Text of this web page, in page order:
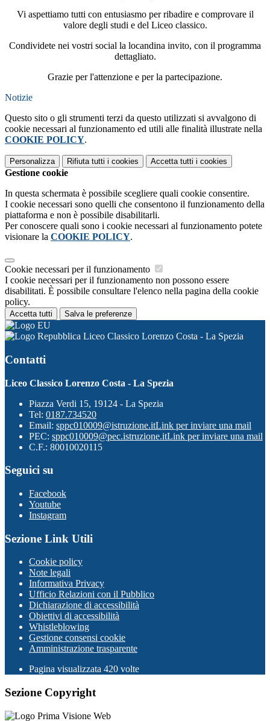
Vi aspettiamo tutti con entusiasmo per ribadire e comprovare il
valore degli studi e del Liceo classico.
Condividete nei vostri social la locandina invito, con il programma
dettagliato.
Grazie per l'attenzione e per la partecipazione.
Notizie
Questo sito o gli strumenti terzi da questo utilizzati si avvalgono di
cookie necessari al funzionamento ed utili alle finalità illustrate nella
COOKIE POLICY.
Personalizza Rifiuta tutti i cookies Accetta tutti i cookies
Gestione cookie
In questa schermata è possibile scegliere quali cookie consentire.
I cookie necessari sono quelli che consentono il funzionamento della
piattaforma e non è possibile disabilitarli.
Per conoscere quali sono i cookie necessari al funzionamento potete
visionare la COOKIE POLICY.
Cookie necessari per il funzionamento
I cookie necessari per il funzionamento non possono essere
disabilitati. È possibile consultare l'elenco nella pagina della cookie
policy.
Accetta tutti Salva le preferenze
Liceo Classico Lorenzo Costa - La Spezia
Contatti
Liceo Classico Lorenzo Costa - La Spezia
Piazza Verdi 15, 19124 - La Spezia
Tel: 0187.734520
Email: sppc010009@istruzione.itLink per inviare una mail
PEC: sppc010009@pec.istruzione.itLink per inviare una mail
C.F.: 80010020115
Seguici su
Facebook
Youtube
Instagram
Sezione Link Utili
Cookie policy
Note legali
Informativa Privacy
Ufficio Relazioni con il Pubblico
Dichiarazione di accessibilità
Obiettivi di accessibilità
Whistleblowing
Gestione consensi cookie
Amministrazione trasparente
Pagina visualizzata 420 volte
Sezione Copyright